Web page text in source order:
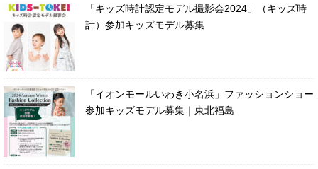
「キッズ時計認定モデル撮影会2024」（キッズ時
計）参加キッズモデル募集
「イオンモールいわき小名浜」ファッションショー
参加キッズモデル募集｜東北福島